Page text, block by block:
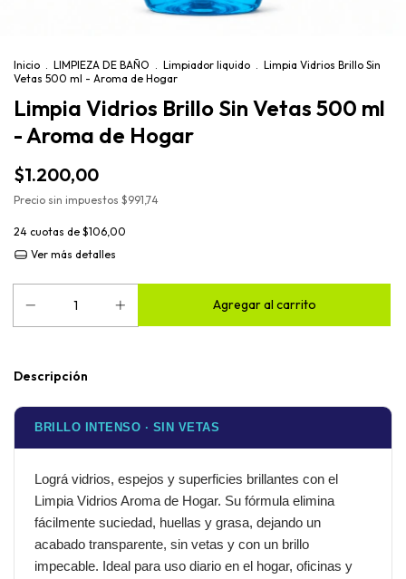
Inicio . LIMPIEZA DE BAÑO . Limpiador liquido . Limpia Vidrios Brillo Sin
Vetas 500 ml - Aroma de Hogar
Limpia Vidrios Brillo Sin Vetas 500 ml
- Aroma de Hogar
$1.200,00
Precio sin impuestos $991,74
24 cuotas de $106,00
Ver más detalles
Descripción
BRILLO INTENSO · SIN VETAS
Lográ vidrios, espejos y superficies brillantes con el
Limpia Vidrios Aroma de Hogar. Su fórmula elimina
fácilmente suciedad, huellas y grasa, dejando un
acabado transparente, sin vetas y con un brillo
impecable. Ideal para uso diario en el hogar, oficinas y